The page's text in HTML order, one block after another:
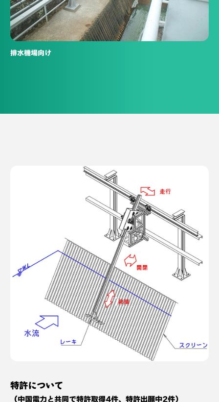
排水機場向け
特許について
（中国電力と共同で特許取得4件、特許出願中2件）